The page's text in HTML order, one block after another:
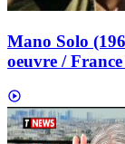
Mano Solo
oeuvre /